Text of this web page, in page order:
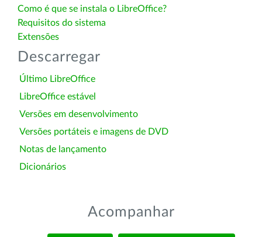
Como é que se instala o LibreOffice?
Requisitos do sistema
Extensões
Descarregar
Último LibreOffice
LibreOffice estável
Versões em desenvolvimento
Versões portáteis e imagens de DVD
Notas de lançamento
Dicionários
Acompanhar